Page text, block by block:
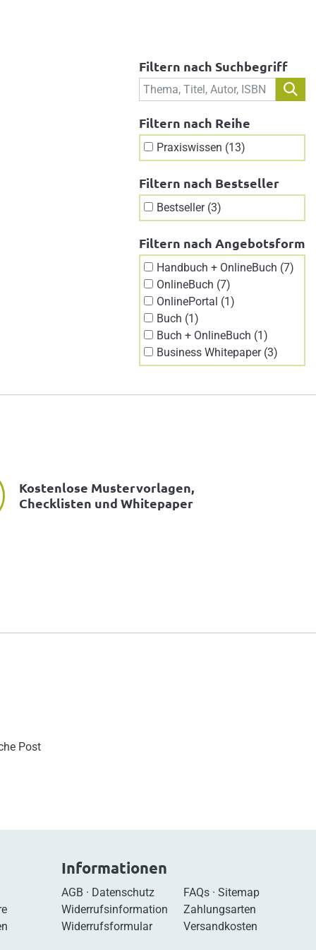
Filtern nach Suchbegriff
Filtern nach Reihe
Praxiswissen (13)
Filtern nach Bestseller
Bestseller (3)
Filtern nach Angebotsform
Handbuch + OnlineBuch (7)
OnlineBuch (7)
OnlinePortal (1)
Buch (1)
Buch + OnlineBuch (1)
Business Whitepaper (3)
Kostenlose Mustervorlagen,
Checklisten und Whitepaper
Post
Informationen
AGB · Datenschutz
Widerrufsinformation
Widerrufsformular
FAQs· Sitemap
Zahlungsarten
Versandkosten